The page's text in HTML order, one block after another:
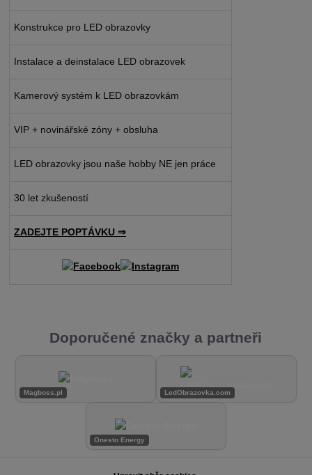
Konstrukce pro LED obrazovky
Instalace a deinstalace LED obrazovek
Kamerový systém k LED obrazovkám
VIP + novinářské zóny + obsluha
LED obrazovky jsou naše hobby NE jen práce
30 let zkušeností
ZADEJTE POPTÁVKU ⇒
Doporučené značky a partneři
Magboss.pl LedObrazovka.com
Onesto Energy